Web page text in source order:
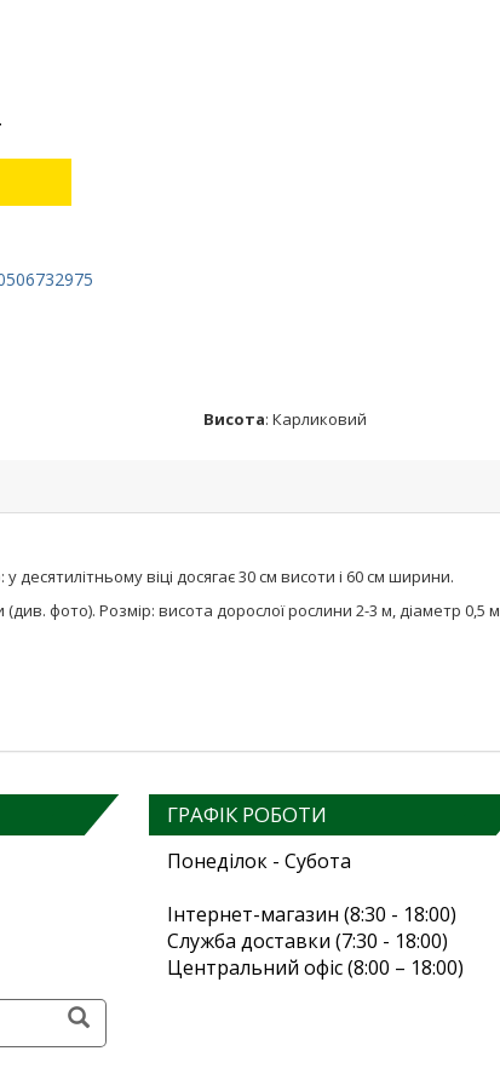
Висота: Карликовий
десятилітньому віці досягає 30 см висоти і 60 см ширини.
фото). Розмір: висота дорослої рослини 2-3 м, діаметр 0,5 м
ГРАФІК РОБОТИ
Понеділок - Субота
Інтернет-магазин (8:30 - 18:00)
Служба доставки (7:30 - 18:00)
Центральний офіс (8:00 – 18:00)